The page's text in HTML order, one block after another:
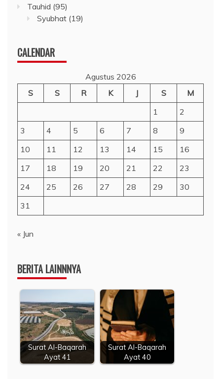
Tauhid (95)
Syubhat (19)
CALENDAR
Agustus 2026
S
S R K J S
M
1
2
3
4 5 6 7 8
9
10
11 12 13 14 15
16
17
18 19 20 21 22
23
24
25 26 27 28 29
30
31
« Jun
BERITA LAINNNYA
Surat Al-Baqarah
Ayat 41
Surat Al-Baqarah
Ayat 40